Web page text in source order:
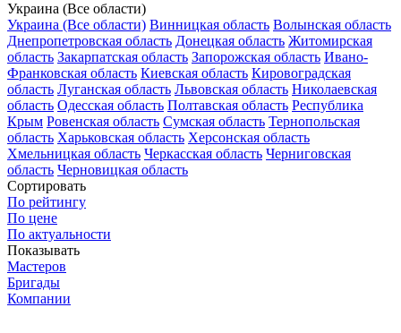
Украина (Все области)
Украина (Все области) Винницкая область Волынская область
Днепропетровская область Донецкая область Житомирская
область Закарпатская область Запорожская область Ивано-
Франковская область Киевская область Кировоградская
область Луганская область Львовская область Николаевская
область Одесская область Полтавская область Республика
Крым Ровенская область Сумская область Тернопольская
область Харьковская область Херсонская область
Хмельницкая область Черкасская область Черниговская
область Черновицкая область
Сортировать
По рейтингу
По цене
По актуальности
Показывать
Мастеров
Бригады
Компании